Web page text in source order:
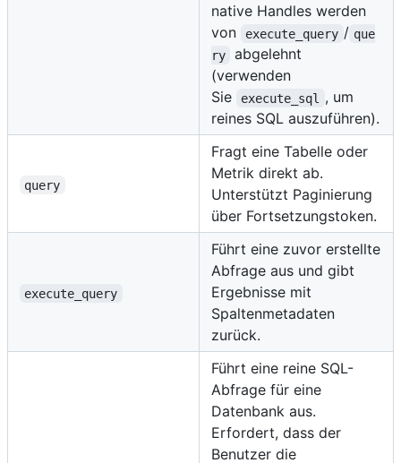
native Handles werden
von
execute_query / que
ry
abgelehnt
(verwenden
Sie
execute_sql
, um
reines SQL auszuführen).
query
Fragt eine Tabelle oder
Metrik direkt ab.
Unterstützt Paginierung
über Fortsetzungstoken.
execute_query
Führt eine zuvor erstellte
Abfrage aus und gibt
Ergebnisse mit
Spaltenmetadaten
zurück.
Führt eine reine SQL-
Abfrage für eine
Datenbank aus.
Erfordert, dass der
Benutzer die